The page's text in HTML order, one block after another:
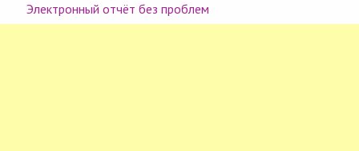
Электронный отчёт без проблем